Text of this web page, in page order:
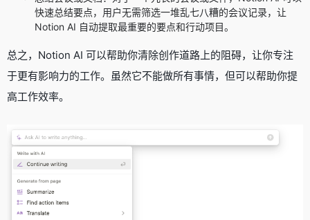
快速总结要点，用户无需筛选一堆乱七八糟的会议记录，让
Notion AI 自动提取最重要的要点和行动项目。
总之，Notion AI 可以帮助你清除创作道路上的阻碍，让你专注
于更有影响力的工作。虽然它不能做所有事情，但可以帮助你提
高工作效率。